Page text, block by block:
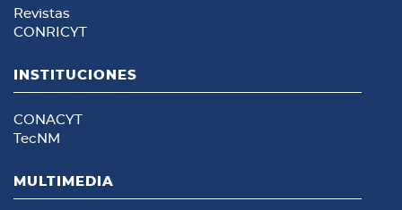
Revistas
CONRICYT
INSTITUCIONES
CONACYT
TecNM
MULTIMEDIA